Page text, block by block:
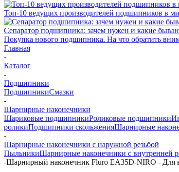
Топ-10 ведущих производителей подшипников в
Сепаратор подшипника: зачем нужен и какие
Покупка нового подшипника. На что обратить
Главная
-
Каталог
-
Подшипники
ПодшипникиСмазки
-
Шарнирные наконечники
Шариковые подшипникиРоликовые подшипники
роликиПодшипники скольженияШарнирные
-
Шарнирные наконечники с наружной резьбой
ПыльникиШарнирные наконечники с внутренней
-Шарнирный наконечник Fluro EA35D-NIRO - Для